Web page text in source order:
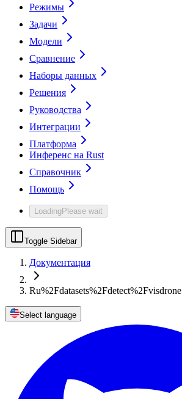
Режимы
Задачи
Модели
Сравнение
Наборы данных
Решения
Руководства
Интеграции
Платформа
Инференс на Rust
Справочник
Помощь
LoadingPlease wait
Toggle Sidebar
Документация
Ru%2Fdatasets%2Fdetect%2Fvisdrone
Select language